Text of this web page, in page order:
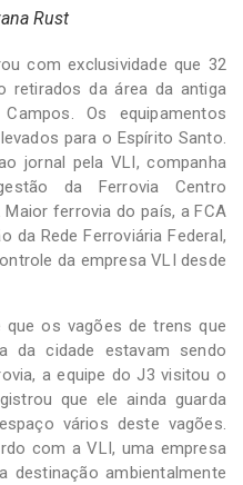
Rust
com exclusividade que 32
retirados da área da antiga
Os equipamentos
para o Espírito Santo.
jornal pela VLI, companha
da Ferrovia Centro
ferrovia do país, a FCA
da Rede Ferroviária Federal,
da empresa VLI desde
os vagões de trens que
da cidade estavam sendo
a equipe do J3 visitou o
que ele ainda guarda
vários deste vagões.
com a VLI, uma empresa
destinação ambientalmente